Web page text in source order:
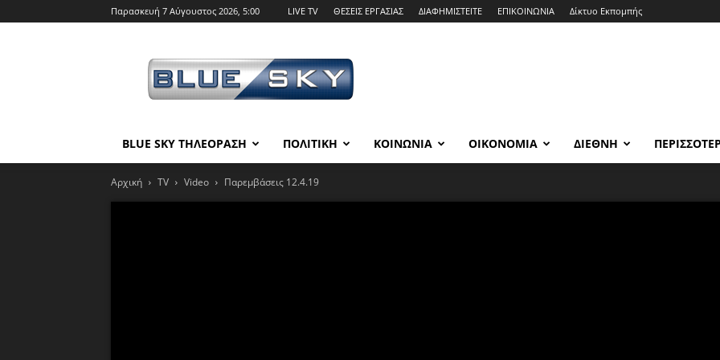
Παρασκευή 7 Αύγουστος 2026, 5:00 LIVE TV ΘΕΣΕΙΣ ΕΡΓΑΣΙΑΣ ΔΙΑΦΗΜΙΣΤΕΙΤΕ ΕΠΙΚΟΙΝΩΝΙΑ Δίκτυο Εκπομπής
SKY
BLUE SKY ΤΗΛΕΟΡΑΣΗ ΠΟΛΙΤΙΚΗ ΚΟΙΝΩΝΙΑ ΟΙΚΟΝΟΜΙΑ ΔΙΕΘΝΗ
Αρχική TV Video Παρεμβάσεις 12.4.19